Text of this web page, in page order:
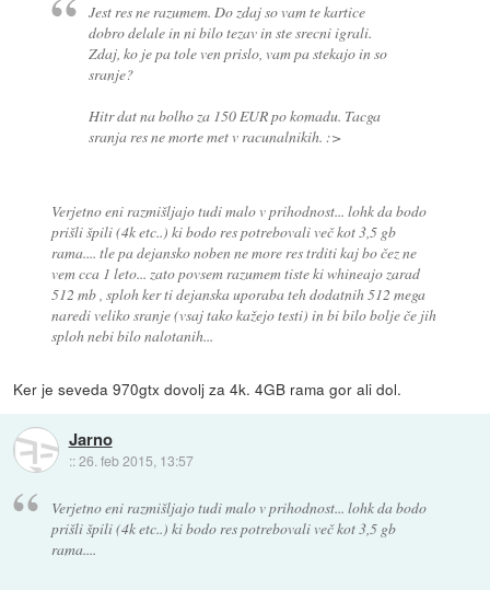
Jest res ne razumem. Do zdaj so vam te kartice
dobro delale in ni bilo tezav in ste srecni igrali.
Zdaj, ko je pa tole ven prislo, vam pa stekajo in so
sranje?
Hitr dat na bolho za 150 EUR po komadu. Tacga
sranja res ne morte met v racunalnikih. :>
Verjetno eni razmišljajo tudi malo v prihodnost... lohk da bodo
prišli špili (4k etc..) ki bodo res potrebovali več kot 3,5 gb
rama.... tle pa dejansko noben ne more res trditi kaj bo čez ne
vem cca 1 leto... zato povsem razumem tiste ki whineajo zarad
512 mb , sploh ker ti dejanska uporaba teh dodatnih 512 mega
naredi veliko sranje (vsaj tako kažejo testi) in bi bilo bolje če jih
sploh nebi bilo nalotanih...
Ker je seveda 970gtx dovolj za 4k. 4GB rama gor ali dol.
Jarno
::26. feb 2015, 13:57
Verjetno eni razmišljajo tudi malo v prihodnost... lohk da bodo
prišli špili (4k etc..) ki bodo res potrebovali več kot 3,5 gb
rama....